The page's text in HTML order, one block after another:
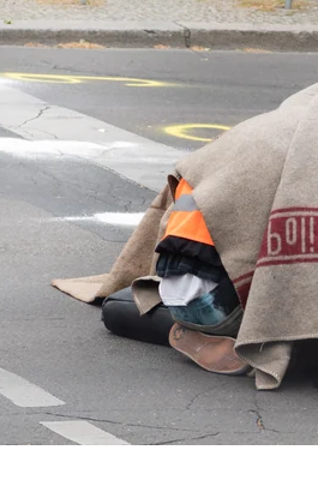
wahrheit
verlag
veranstaltungen
shop
fragen & hilfe
unterstützen